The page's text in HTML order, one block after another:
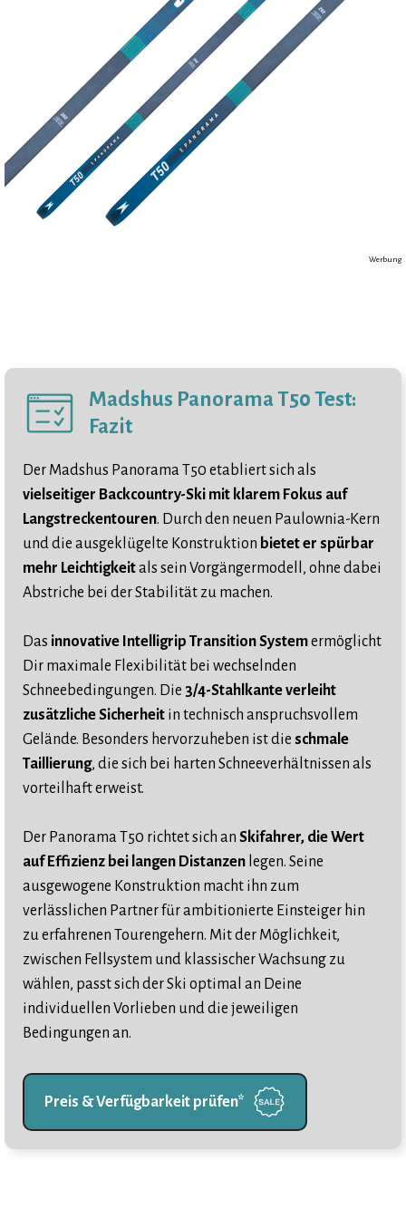
Werbung
Madshus Panorama T50 Test:
Fazit
Der Madshus Panorama T50 etabliert sich als
vielseitiger Backcountry-Ski mit klarem Fokus auf
Langstreckentouren. Durch den neuen Paulownia-Kern
und die ausgeklügelte Konstruktion bietet er spürbar
mehr Leichtigkeitals sein Vorgängermodell, ohne dabei
Abstriche bei der Stabilität zu machen.
Das innovative Intelligrip Transition Systemermöglicht
Dir maximale Flexibilität bei wechselnden
Schneebedingungen. Die 3/4-Stahlkante verleiht
zusätzliche Sicherheit in technisch anspruchsvollem
Gelände. Besonders hervorzuheben ist die schmale
Taillierung, die sich bei harten Schneeverhältnissen als
vorteilhaft erweist.
Der Panorama T50 richtet sich an Skifahrer, die Wert
auf Effizienz bei langen Distanzen legen. Seine
ausgewogene Konstruktion macht ihn zum
verlässlichen Partner für ambitionierte Einsteiger hin
zu erfahrenen Tourengehern. Mit der Möglichkeit,
zwischen Fellsystem und klassischer Wachsung zu
wählen, passt sich der Ski optimal an Deine
individuellen Vorlieben und die jeweiligen
Bedingungen an.
Preis & Verfügbarkeit prüfen*